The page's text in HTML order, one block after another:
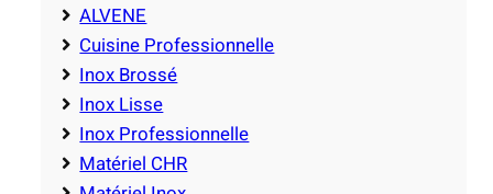
ALVENE
Cuisine Professionnelle
Inox Brossé
Inox Lisse
Inox Professionnelle
Matériel CHR